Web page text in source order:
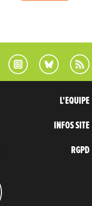
L'EQUIPE
INFOS SITE
RGPD